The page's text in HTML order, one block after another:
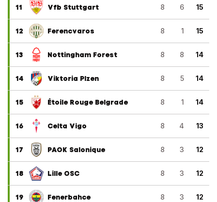
11 Vfb Stuttgart 8 6 15
12 Ferencvaros 8 1 15
13 Nottingham Forest 8 8 14
14 Viktoria Plzen 8 5 14
15 Étoile Rouge Belgrade 8 1 14
16 Celta Vigo 8 4 13
17 PAOK Salonique 8 3 12
18 Lille OSC 8 3 12
19 Fenerbahce 8 3 12